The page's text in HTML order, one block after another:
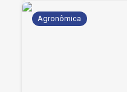
Agronômica